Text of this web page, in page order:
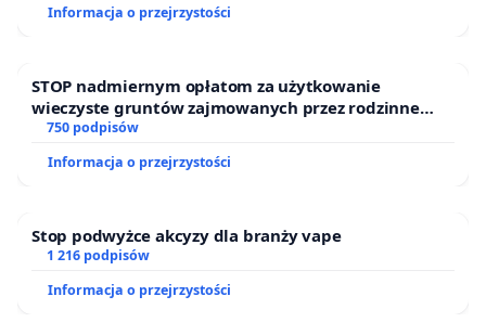
Informacja o przejrzystości
STOP nadmiernym opłatom za użytkowanie
wieczyste gruntów zajmowanych przez rodzinne
ogrody działkowe.
750 podpisów
Informacja o przejrzystości
Stop podwyżce akcyzy dla branży vape
1 216 podpisów
Informacja o przejrzystości